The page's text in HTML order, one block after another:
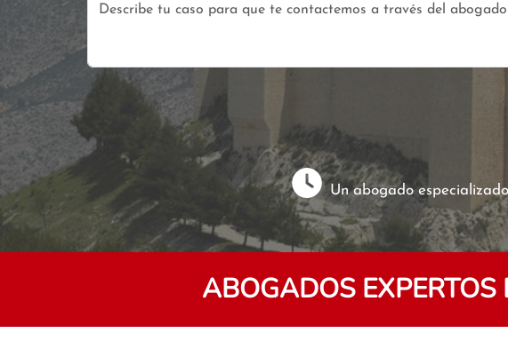
Un abogado
ABOGADOS